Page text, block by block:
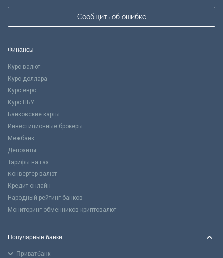
Сообщить об ошибке
Финансы
Курс валют
Курс доллара
Курс евро
Курс НБУ
Банковские карты
Инвестиционные брокеры
Межбанк
Депозиты
Тарифы на газ
Конвертер валют
Кредит онлайн
Народный рейтинг банков
Мониторинг обменников криптовалют
Популярные банки
Приватбанк